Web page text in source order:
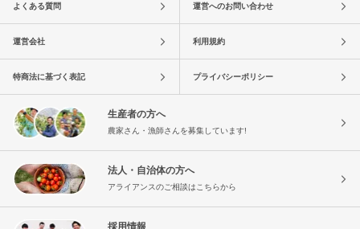
よくある質問 運営へのお問い合わせ
運営会社 利用規約
特商法に基づく表記 プライバシーポリシー
生産者の方へ
農家さん・漁師さんを募集しています!
法人・自治体の方へ
アライアンスのご相談はこちらから
採用情報